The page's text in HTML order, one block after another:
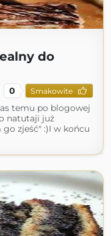
do
0 Smakowite
temu po blogowej
natutaji już
zjeść" :)I w końcu